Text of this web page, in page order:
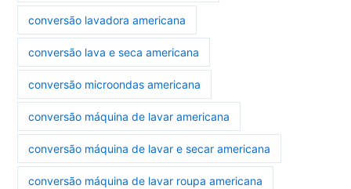
conversão lavadora americana
conversão lava e seca americana
conversão microondas americana
conversão máquina de lavar americana
conversão máquina de lavar e secar americana
conversão máquina de lavar roupa americana